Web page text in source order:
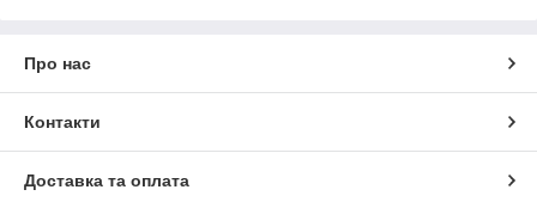
Про нас
Контакти
Доставка та оплата